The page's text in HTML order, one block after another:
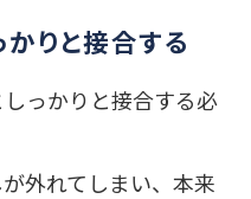
りと接合する
っかりと接合する必
外れてしまい、本来